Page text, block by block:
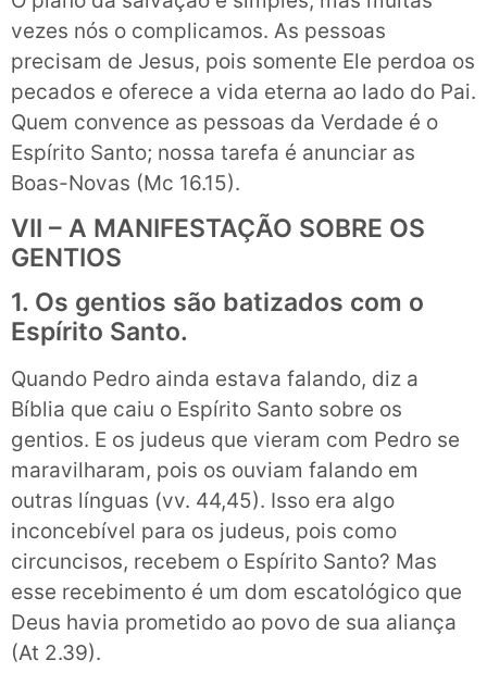
vezes nós o complicamos. As pessoas
precisam de Jesus, pois somente Ele perdoa os
pecados e oferece a vida eterna ao lado do Pai.
Quem convence as pessoas da Verdade é o
Espírito Santo; nossa tarefa é anunciar as
Boas-Novas (Mc 16.15).
VII – A MANIFESTAÇÃO SOBRE OS
GENTIOS
1. Os gentios são batizados com o
Espírito Santo.
Quando Pedro ainda estava falando, diz a
Bíblia que caiu o Espírito Santo sobre os
gentios. E os judeus que vieram com Pedro se
maravilharam, pois os ouviam falando em
outras línguas (vv. 44,45). Isso era algo
inconcebível para os judeus, pois como
circuncisos, recebem o Espírito Santo? Mas
esse recebimento é um dom escatológico que
Deus havia prometido ao povo de sua aliança
(At 2.39).